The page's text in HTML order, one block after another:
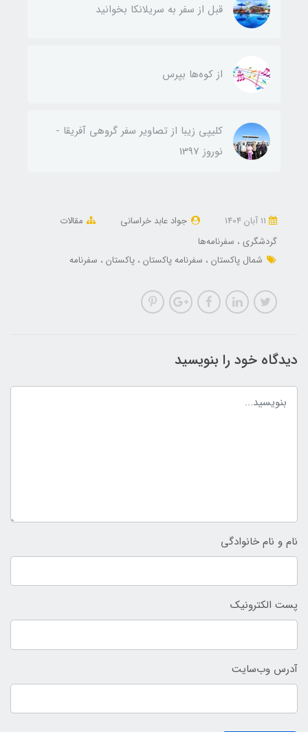
قبل از سفر به سریلانکا بخوانید
از کوه‌ها بپرس
کلیپی زیبا از تصاویر سفر گروهی آفریقا -
نوروز 1397
جواد عابد خراسانی
مقالات
گردشگری
سفرنامه‌ها
شمال پاکستان
سفرنامه پاکستان پاکستان سفرنامه
دیدگاه خود را بنویسید
نام و نام خانوادگی
پست الکترونیک
آدرس وب‌سایت